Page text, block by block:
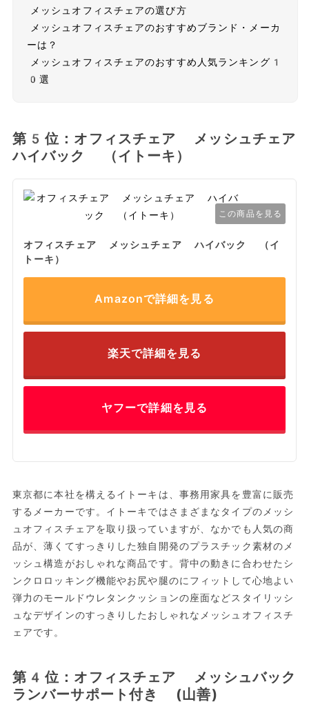
メッシュオフィスチェアの選び方
メッシュオフィスチェアのおすすめブランド・メーカ
ーは？
メッシュオフィスチェアのおすすめ人気ランキング1
0選
第5位：オフィスチェア メッシュチェア
ハイバック （イトーキ）
この商品を見る
オフィスチェア メッシュチェア ハイバック （イ
トーキ）
Amazonで詳細を見る
楽天で詳細を見る
ヤフーで詳細を見る
東京都に本社を構えるイトーキは、事務用家具を豊富に販売
するメーカーです。イトーキではさまざまなタイプのメッシ
ュオフィスチェアを取り扱っていますが、なかでも人気の商
品が、薄くてすっきりした独自開発のプラスチック素材のメ
ッシュ構造がおしゃれな商品です。背中の動きに合わせたシ
ンクロロッキング機能やお尻や腿のにフィットして心地よい
弾力のモールドウレタンクッションの座面などスタイリッシ
ュなデザインのすっきりしたおしゃれなメッシュオフィスチ
ェアです。
第4位：オフィスチェア メッシュバック
ランバーサポート付き (山善)